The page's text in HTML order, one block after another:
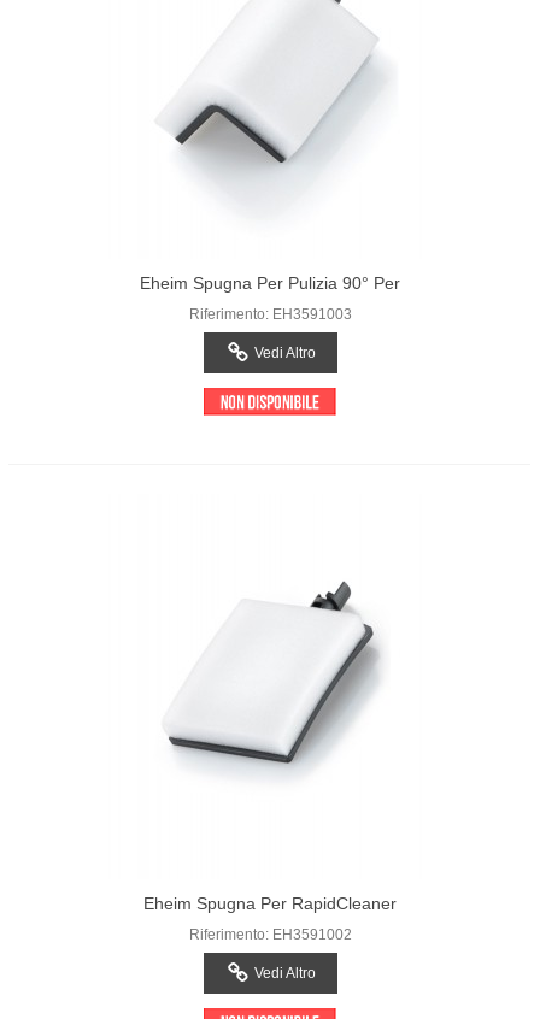
Eheim Spugna Per Pulizia 90° Per
RapidCleaner
Riferimento: EH3591003
Vedi Altro
Eheim Spugna Per RapidCleaner
Riferimento: EH3591002
Vedi Altro